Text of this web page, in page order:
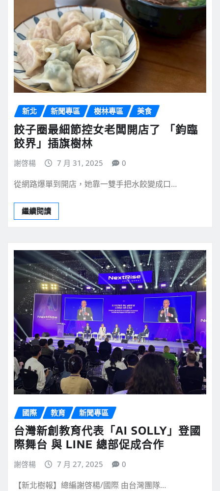
新北 新聞專區 樹林專區 美食
餃子圈最細節控女老闆開店了 「鈞臨
餃界」插旗樹林
謝啓楊 7 月 31, 2025 0
從網路爆單到開店，她靠一雙手把水餃變成口…
繼續閱讀
國際 教育 新聞專區
台灣新創教育代表「AI SOLLY」登國
際舞台 與 LINE 總部促成合作
謝啓楊 7 月 27, 2025 0
【新北樹報】總編謝啓楊/國際 由台灣團隊…